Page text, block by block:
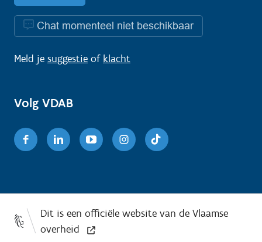
Chat momenteel niet beschikbaar
Meld je suggestie of klacht
Volg VDAB
FacebookLinkedinYoutubeInstagram